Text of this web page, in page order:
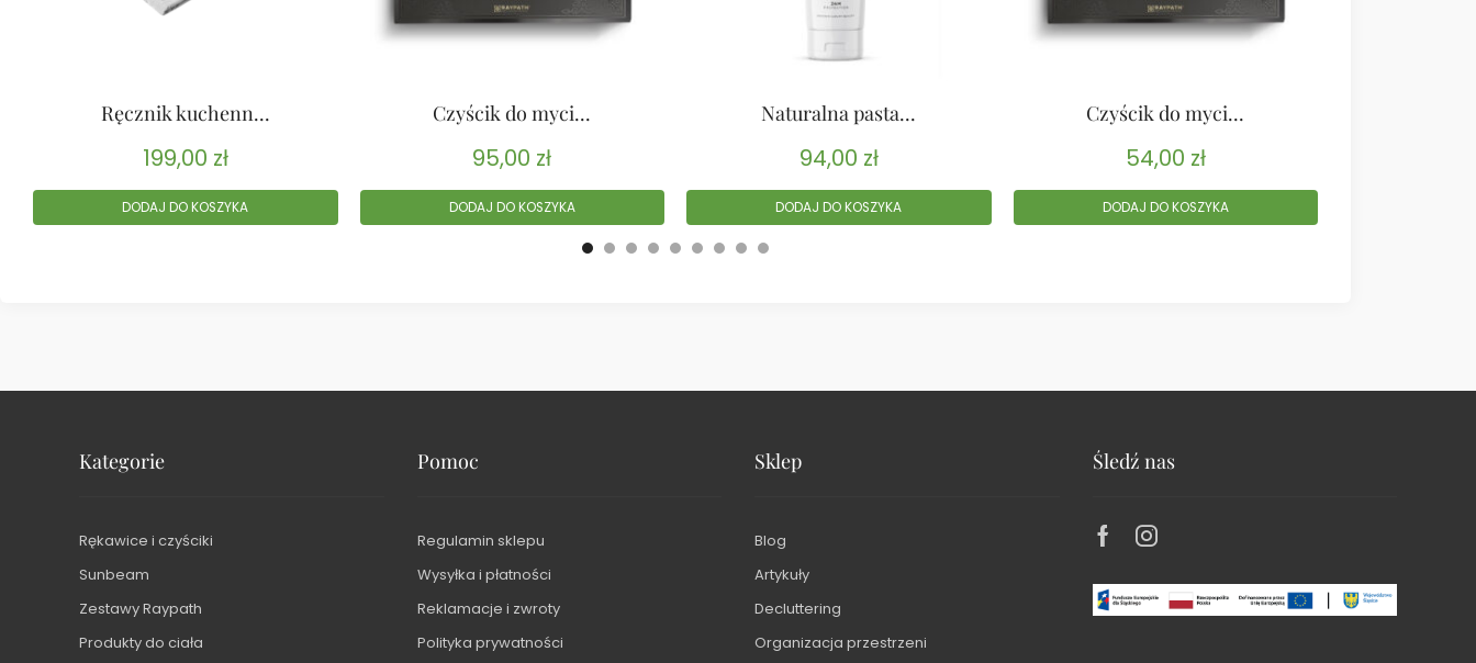
Ręcznik kuchenn...
199,00 zł
DODAJ DO KOSZYKA
Czyścik do myci...
95,00 zł
DODAJ DO KOSZYKA
Naturalna pasta...
94,00 zł
DODAJ DO KOSZYKA
Czyścik do myci...
54,00 zł
DODAJ DO KOSZYKA
Kategorie
Rękawice i czyściki
Sunbeam
Zestawy Raypath
Produkty do ciała
Pomoc
Regulamin sklepu
Wysyłka i płatności
Reklamacje i zwroty
Polityka prywatności
Sklep
Blog
Artykuły
Decluttering
Organizacja przestrzeni
Śledź nas